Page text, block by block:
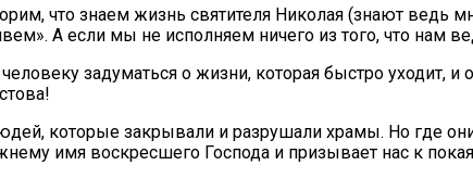
что знаем жизнь святителя Николая (знают ведь
А если мы не исполняем ничего из того, что нам
задуматься о жизни, которая быстро уходит, и
которые закрывали и разрушали храмы. Но где
имя воскресшего Господа и призывает нас к